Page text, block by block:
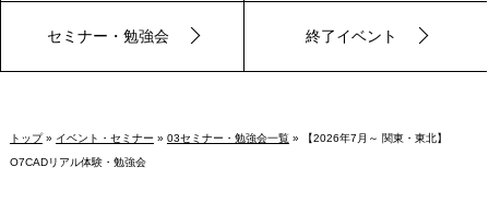
セミナー・勉強会 終了イベント
トップ» イベント・セミナー » 03セミナー・勉強会一覧» 【2026年7月～ 関東・東北】
O7CADリアル体験・勉強会